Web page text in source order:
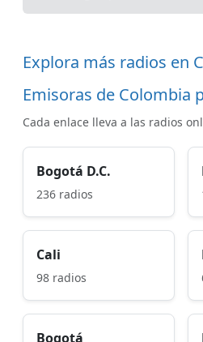
Explora más radios en
Emisoras de Colombia
Cada enlace lleva a las radios
Bogotá D.C.
236 radios
Cali
98 radios
Bogotá